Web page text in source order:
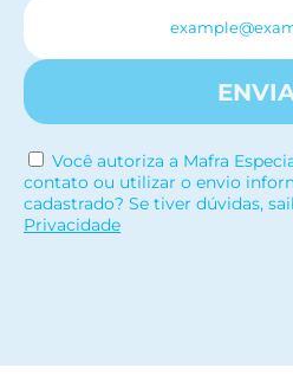
Você autoriza a Mafra
contato ou utilizar o envio
cadastrado? Se tiver dúvidas,
Privacidade